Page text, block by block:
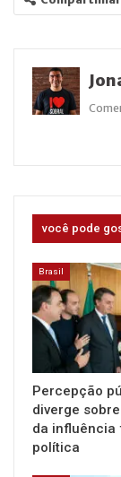
você pode
Brasil
Percepção
diverge
da influência
política